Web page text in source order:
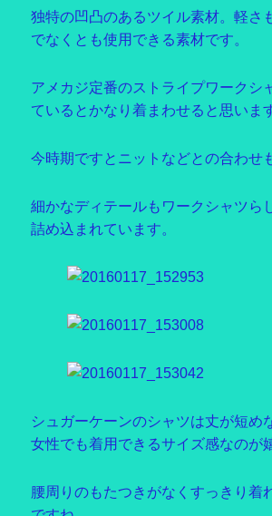
独特の凹凸のあるツイル素材。軽さ
でなくとも使用できる素材です。
アメカジ定番のストライプワークシ
ているとかなり着まわせると思いま
今時期ですとニットなどとの合わせ
細かなディテールもワークシャツら
詰め込まれています。
シュガーケーンのシャツは丈が短め
女性でも着用できるサイズ感なのが
腰周りのもたつきがなくすっきり着